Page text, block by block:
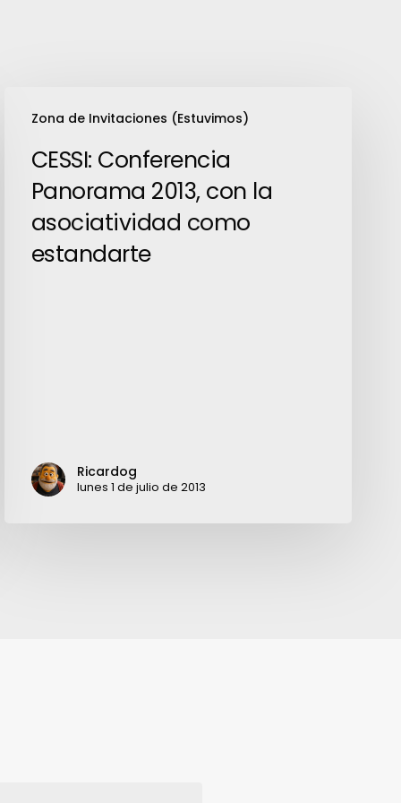
Zona de Invitaciones (Estuvimos)
Conferencia
Panorama
asociatividad
CESSI: Conferencia
Panorama 2013, con la
asociatividad como
estandarte
Ricardog
lunes 1 de julio de 2013